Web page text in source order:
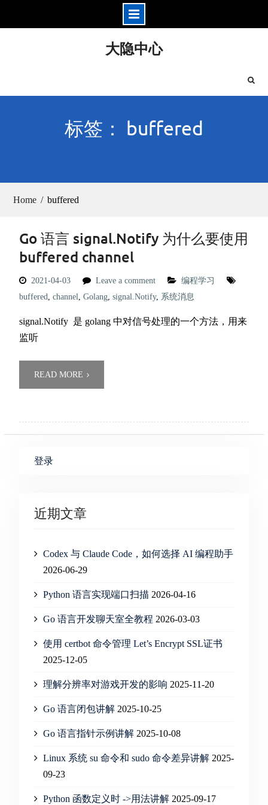
大隐中心
标签： buffered
Home buffered
Go 语言 signal.Notify 为什么要使用
buffered channel
2021-04-03 Leave a comment
编程学习
buffered, channel, Golang, signal.Notify, 系统消息
signal.Notify 是 golang 中对信号处理的一个方法，用来
监听
READ MORE
登录
近期文章
Codex 与 Claude Code，如何选择 AI 编程助手
2026-06-29
Python 语言实现端口扫描 2026-04-16
Go 语言开发聊天室全教程 2026-03-03
使用 certbot 命令管理 Let’s Encrypt SSL证书
2025-12-05
理解分辨率对游戏开发的影响 2025-11-20
Go 语言闭包讲解 2025-10-25
Go 语言指针示例讲解 2025-10-08
Linux 系统 su 命令和 sudo 命令差异讲解 2025-
09-23
Python 函数定义时 ->用法讲解 2025-09-17